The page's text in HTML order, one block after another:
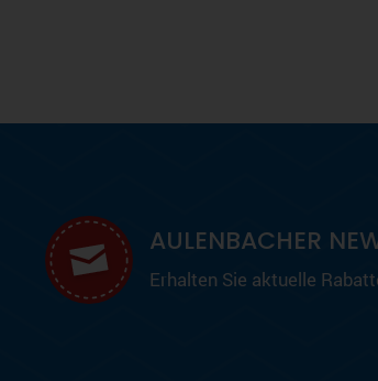
AULENBACHER
Erhalten Sie aktuelle